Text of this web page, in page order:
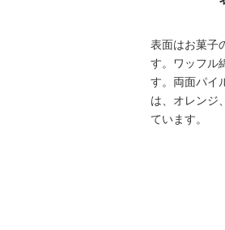
表面はお菓子
す。ワッフル
す。両面パイ
は、オレンジ
ています。